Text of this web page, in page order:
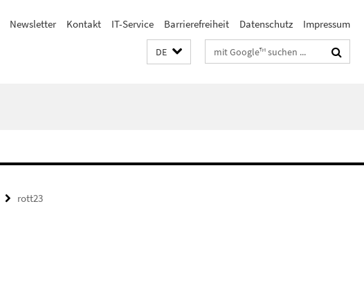
Newsletter Kontakt IT-Service Barrierefreiheit Datenschutz Impressum
DE Suchbegriffe
rott23